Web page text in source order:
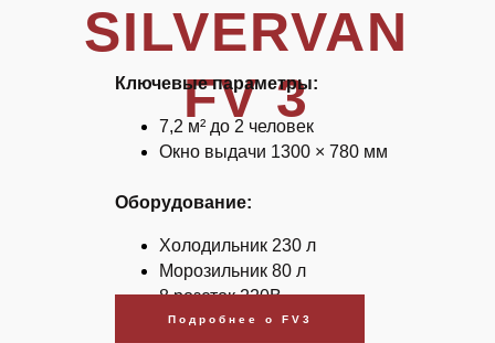
SILVERVAN
FV 3
Ключевые параметры:
7,2 м² до 2 человек
Окно выдачи 1300 × 780 мм
Оборудование:
Холодильник 230 л
Морозильник 80 л
8 розеток 220В
Подробнее о FV3